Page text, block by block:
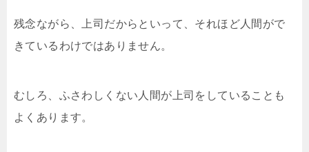
残念ながら、上司だからといって、それほど人間がで
きているわけではありません。
むしろ、ふさわしくない人間が上司をしていることも
よくあります。